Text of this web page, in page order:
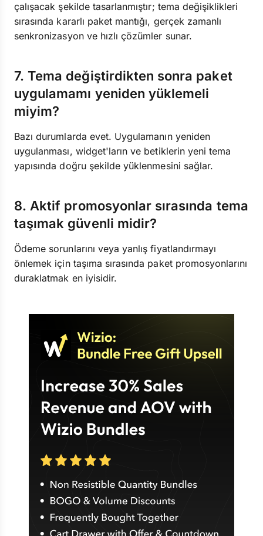
çalışacak şekilde tasarlanmıştır; tema değişiklikleri
sırasında kararlı paket mantığı, gerçek zamanlı
senkronizasyon ve hızlı çözümler sunar.
7. Tema değiştirdikten sonra paket
uygulamamı yeniden yüklemeli
miyim?
Bazı durumlarda evet. Uygulamanın yeniden
uygulanması, widget'ların ve betiklerin yeni tema
yapısında doğru şekilde yüklenmesini sağlar.
8. Aktif promosyonlar sırasında tema
taşımak güvenli midir?
Ödeme sorunlarını veya yanlış fiyatlandırmayı
önlemek için taşıma sırasında paket promosyonlarını
duraklatmak en iyisidir.